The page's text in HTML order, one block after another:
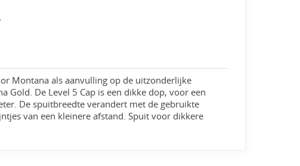
Montana als aanvulling op de uitzonderlijke
Gold. De Level 5 Cap is een dikke dop, voor een
De spuitbreedte verandert met de gebruikte
van een kleinere afstand. Spuit voor dikkere